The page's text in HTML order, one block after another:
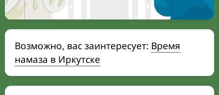
Возможно, вас заинтересует: Время
намаза в Иркутске